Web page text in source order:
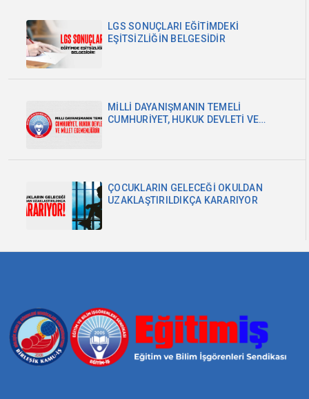
LGS SONUÇLARI EĞİTİMDEKİ
EŞİTSİZLİĞİN BELGESİDİR
MİLLİ DAYANIŞMANIN TEMELİ
CUMHURİYET, HUKUK DEVLETİ VE
ÇOCUKLARIN GELECEĞİ OKULDAN
UZAKLAŞTIRILDIKÇA KARARIYOR